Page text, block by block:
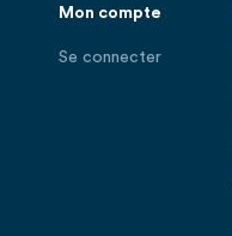
Mon compte
Se connecter